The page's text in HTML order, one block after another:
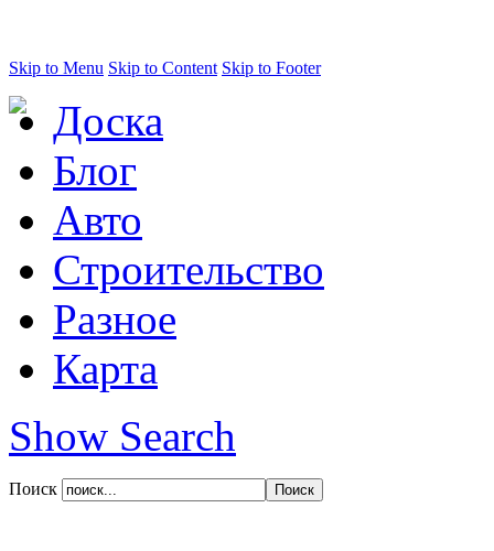
Skip to Menu Skip to Content Skip to Footer
Доска
Блог
Авто
Строительство
Разное
Карта
Show Search
Поиск